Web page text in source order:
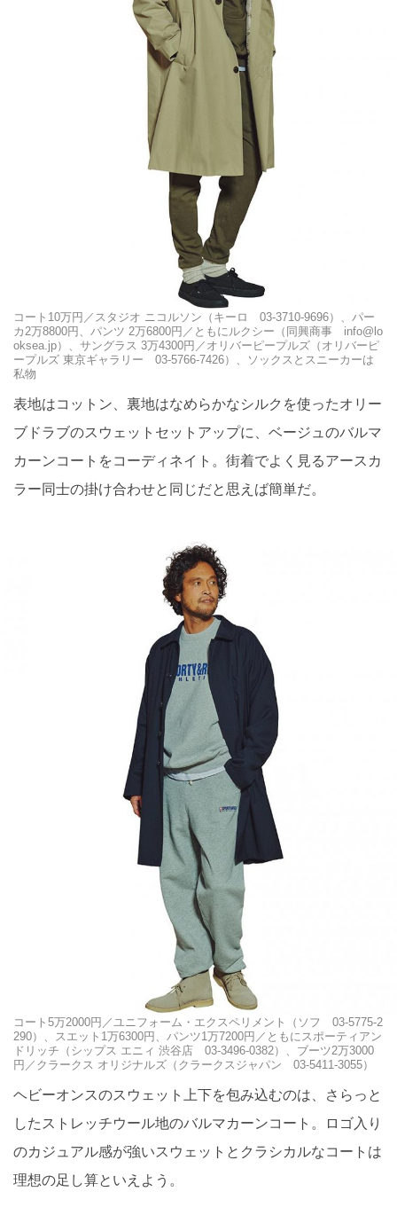
コート10万円／スタジオ ニコルソン（キーロ 03-3710-9696）、パー
カ2万8800円、パンツ 2万6800円／ともにルクシー（同興商事 info@lo
oksea.jp）、サングラス 3万4300円／オリバーピープルズ（オリバーピ
ープルズ 東京ギャラリー 03-5766-7426）、ソックスとスニーカーは
私物
表地はコットン、裏地はなめらかなシルクを使ったオリー
ブドラブのスウェットセットアップに、ベージュのバルマ
カーンコートをコーディネイト。街着でよく見るアースカ
ラー同士の掛け合わせと同じだと思えば簡単だ。
コート5万2000円／ユニフォーム・エクスペリメント（ソフ 03-5775-2
290）、スエット1万6300円、パンツ1万7200円／ともにスポーティアン
ドリッチ（シップス エニィ 渋谷店 03-3496-0382）、ブーツ2万3000
円／クラークス オリジナルズ（クラークスジャパン 03-5411-3055）
ヘビーオンスのスウェット上下を包み込むのは、さらっと
したストレッチウール地のバルマカーンコート。ロゴ入り
のカジュアル感が強いスウェットとクラシカルなコートは
理想の足し算といえよう。